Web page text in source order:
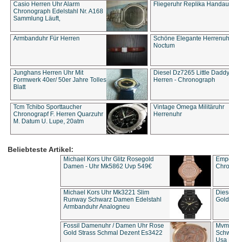
Casio Herren Uhr Alarm
Chronograph Edelstahl Nr. A168
Sammlung Läuft,
Fliegeruhr Replika
Armbanduhr Für Herren
Schöne Elegante
Noctum
Junghans Herren Uhr Mit
Formwerk 40er/ 50er Jahre Tolles
Blatt
Diesel Dz7265 Little Daddy
Herren - Chronograph
Tcm Tchibo Sporttaucher
Chronograpf F. Herren Quarzuhr
M. Datum U. Lupe, 20atm
Vintage Omega Militäruhr
Herrenuhr
Beliebteste Artikel:
Michael Kors Uhr Glitz Rosegold
Damen - Uhr Mk5862 Uvp 549€
Michael Kors Uhr Mk3221 Slim
Runway Schwarz Damen Edelstahl
Armbanduhr Analogneu
Fossil Damenuhr / Damen Uhr Rose
Gold Strass Schmal Dezent Es3422
Usa